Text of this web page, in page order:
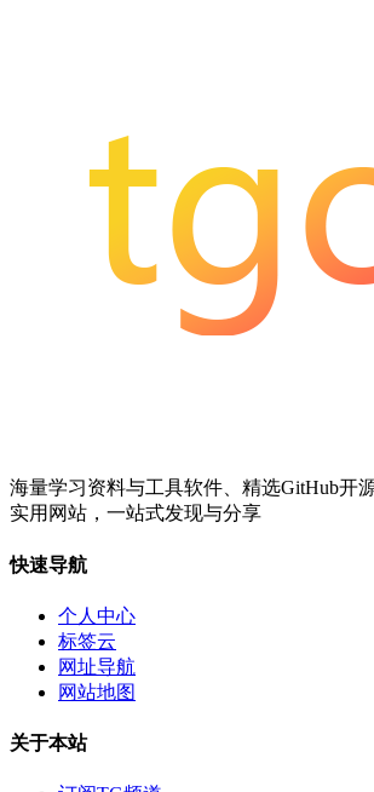
海量学习资料与工具软件、精选GitHub开
实用网站，一站式发现与分享
快速导航
个人中心
标签云
网址导航
网站地图
关于本站